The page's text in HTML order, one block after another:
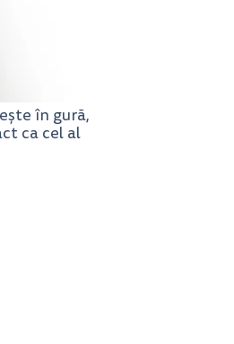
în gură,
ca cel al